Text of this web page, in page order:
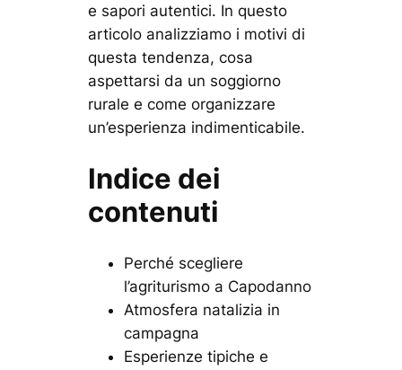
e sapori autentici. In questo
articolo analizziamo i motivi di
questa tendenza, cosa
aspettarsi da un soggiorno
rurale e come organizzare
un’esperienza indimenticabile.
Indice dei
contenuti
Perché scegliere
l’agriturismo a Capodanno
Atmosfera natalizia in
campagna
Esperienze tipiche e